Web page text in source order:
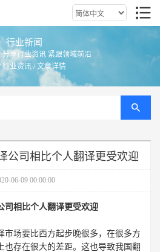
行业新闻
分享行业资讯 紧跟领域前沿
行业资讯 / 文章详情
公司相比个人翻译更受欢迎
06-09 00:00:00
司相比个人翻译更受欢迎
市场要比西方起步晚很多，在很多方
也存在很大的差距。这也导致我国翻